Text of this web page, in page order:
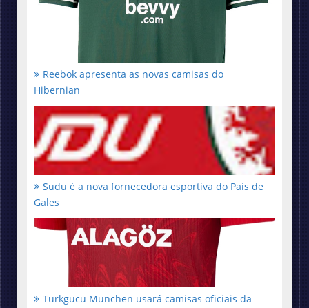
Reebok apresenta as novas camisas do
Hibernian
Sudu é a nova fornecedora esportiva do País de
Gales
Türkgücü München usará camisas oficiais da